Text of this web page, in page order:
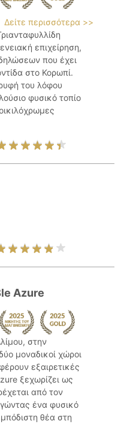
Δείτε περισσότερα >>
επιχείρηση,
που έχει
στο Κορωπί.
του λόφου
φυσικό τοπίο
Azure
στην
μοναδικοί χώροι
εξαιρετικές
ξεχωρίζει ως
από τον
ένα φυσικό
θέα στη